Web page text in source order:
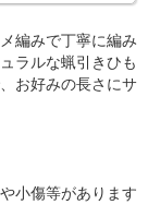
編みで丁寧に編み
ラルな蝋引きひも
お好みの長さにサ
小傷等があります